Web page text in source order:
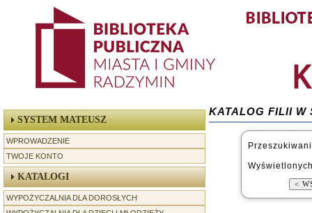
SYSTEM MATEUSZ
WPROWADZENIE
TWOJE KONTO
KATALOGI
WYPOŻYCZALNIA DLA DOROSŁYCH
KATALOG FILII W